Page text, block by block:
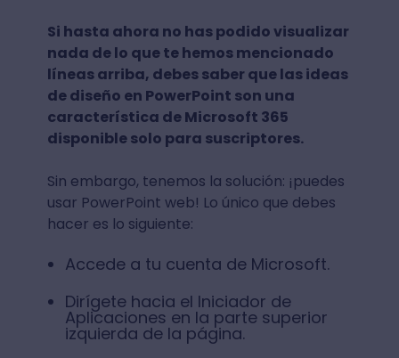
Si hasta ahora no has podido visualizar
nada de lo que te hemos mencionado
líneas arriba, debes saber que las ideas
de diseño en PowerPoint son una
característica de Microsoft 365
disponible solo para suscriptores.
Sin embargo, tenemos la solución: ¡puedes
usar PowerPoint web! Lo único que debes
hacer es lo siguiente:
Accede a tu cuenta de Microsoft.
Dirígete hacia el Iniciador de
Aplicaciones en la parte superior
izquierda de la página.